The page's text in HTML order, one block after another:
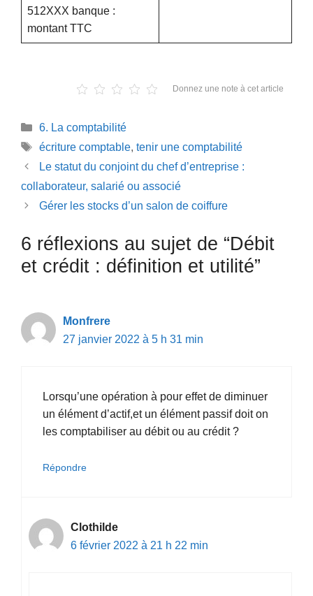
512XXX banque :
montant TTC
Donnez une note à cet article
Catégories
6. La comptabilité
Étiquettes
écriture comptable, tenir une comptabilité
Le statut du conjoint du chef d’entreprise :
collaborateur, salarié ou associé
Gérer les stocks d’un salon de coiffure
6 réflexions au sujet de “Débit
et crédit : définition et utilité”
Monfrere
27 janvier 2022 à 5 h 31 min
Lorsqu’une opération à pour effet de diminuer
un élément d’actif,et un élément passif doit on
les comptabiliser au débit ou au crédit ?
Répondre
Clothilde
6 février 2022 à 21 h 22 min